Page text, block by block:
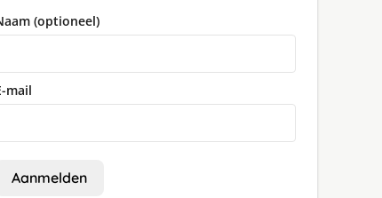
(optioneel)
mail
Aanmelden